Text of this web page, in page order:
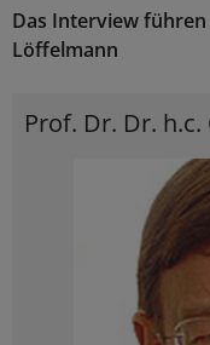
Das Interview
Löffelmann
Prof. Dr. Dr.